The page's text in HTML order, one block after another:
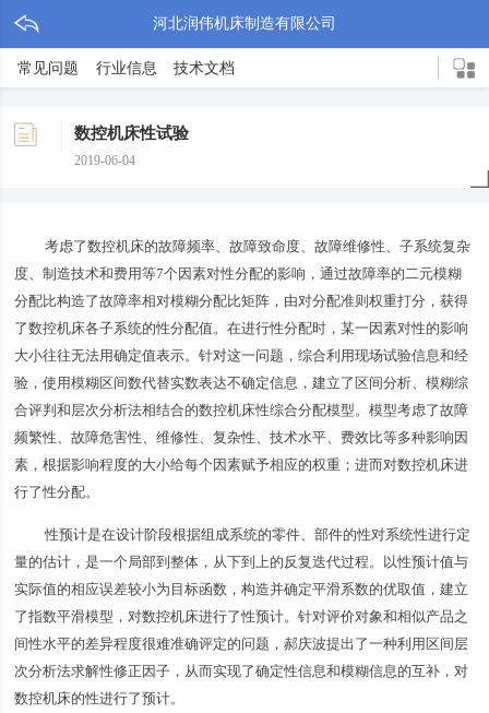
河北润伟机床制造有限公司
常见问题 行业信息 技术文档
数控机床性试验
2019-06-04
考虑了数控机床的故障频率、故障致命度、故障维修性、子系统复杂
度、制造技术和费用等7个因素对性分配的影响，通过故障率的二元模糊
分配比构造了故障率相对模糊分配比矩阵，由对分配准则权重打分，获得
了数控机床各子系统的性分配值。在进行性分配时，某一因素对性的影响
大小往往无法用确定值表示。针对这一问题，综合利用现场试验信息和经
验，使用模糊区间数代替实数表达不确定信息，建立了区间分析、模糊综
合评判和层次分析法相结合的数控机床性综合分配模型。模型考虑了故障
频繁性、故障危害性、维修性、复杂性、技术水平、费效比等多种影响因
素，根据影响程度的大小给每个因素赋予相应的权重；进而对数控机床进
行了性分配。
性预计是在设计阶段根据组成系统的零件、部件的性对系统性进行定
量的估计，是一个局部到整体，从下到上的反复迭代过程。以性预计值与
实际值的相应误差较小为目标函数，构造并确定平滑系数的优取值，建立
了指数平滑模型，对数控机床进行了性预计。针对评价对象和相似产品之
间性水平的差异程度很难准确评定的问题，郝庆波提出了一种利用区间层
次分析法求解性修正因子，从而实现了确定性信息和模糊信息的互补，对
数控机床的性进行了预计。